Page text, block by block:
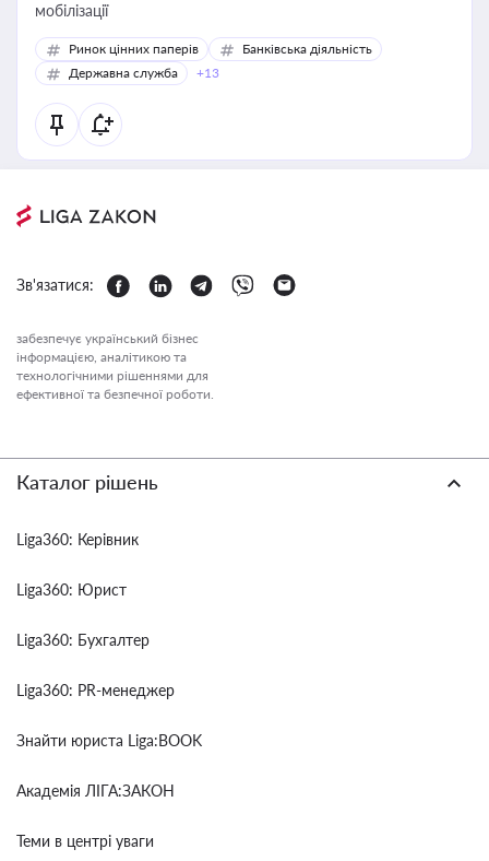
мобілізації
Ринок цінних паперів
Банківська діяльність
Державна служба
+13
Зв'язатися:
забезпечує український бізнес
інформацією, аналітикою та
технологічними рішеннями для
ефективної та безпечної роботи.
Каталог рішень
Liga360: Керівник
Liga360: Юрист
Liga360: Бухгалтер
Liga360: PR-менеджер
Знайти юриста Liga:BOOK
Академія ЛІГА:ЗАКОН
Теми в центрі уваги